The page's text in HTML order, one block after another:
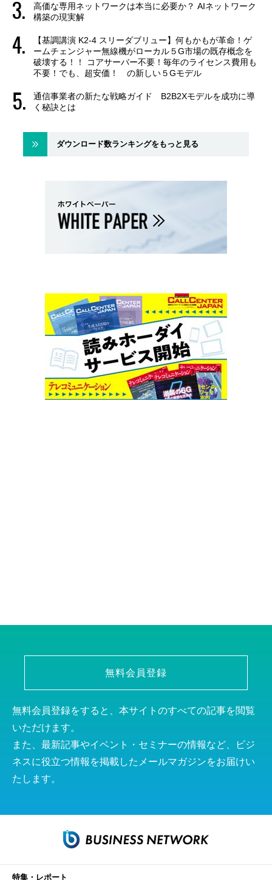
高価な専用ネットワークは本当に必要か？ AIネットワーク
構築の現実解
【基調講演 K2-4 スリーダブリュー】何もかもが革命！ゲ
ームチェンジャー無線機がローカル５G市場の既存概念を
破壊する！！ コアサーバー不要！毎年のライセンス費用も
不要！でも、超安価！ の新しい５Gモデル
通信事業者の新たな戦略ガイド B2B2Xモデルを成功に導
く秘訣とは
ダウンロード数ランキングをもっと見る
無料会員登録
無料会員登録をすると、本サイトのすべての記事を閲覧
いただけます。
また、最新記事やイベント・セミナーの情報など、ビジ
ネスに役立つ情報を掲載したメールマガジンをお届けい
たします。
特集・レポート